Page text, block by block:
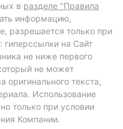
в разделе "Правила
информацию,
разрешается только при
на Сайт
не ниже первого
не может
оригинального текста,
Использование
только при условии
Компании.